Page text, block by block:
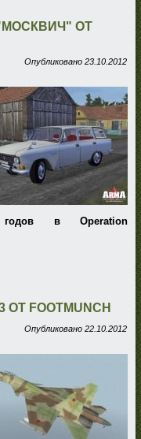
ОТ
Опубликовано 23.10.2012
годов в Operation
FOOTMUNCH
Опубликовано 22.10.2012